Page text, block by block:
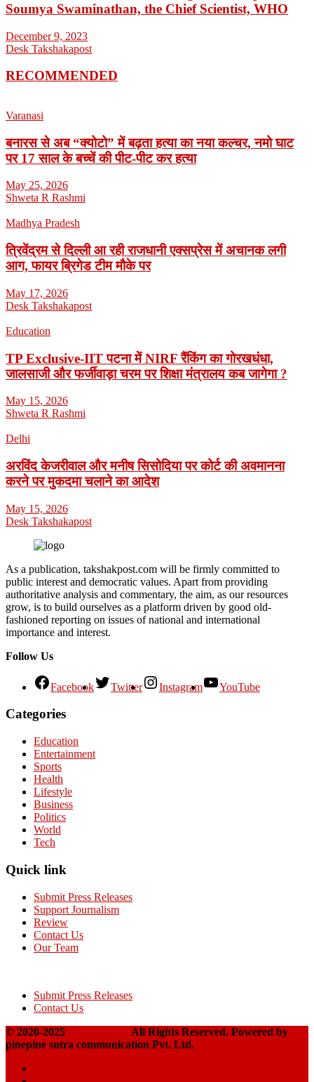
Soumya Swaminathan, the Chief Scientist, WHO
December 9, 2023
Desk Takshakapost
RECOMMENDED
Varanasi
बनारस से अब “क्योटो” में बढ़ता हत्या का नया कल्चर, नमो घाट
पर 17 साल के बच्चें की पीट-पीट कर हत्या
May 25, 2026
Shweta R Rashmi
Madhya Pradesh
त्रिवेंद्रम से दिल्ली आ रही राजधानी एक्सप्रेस में अचानक लगी
आग, फायर ब्रिगेड टीम मौके पर
May 17, 2026
Desk Takshakapost
Education
TP Exclusive-IIT पटना में NIRF रैंकिंग का गोरखधंधा,
जालसाजी और फर्जीवाड़ा चरम पर शिक्षा मंत्रालय कब जागेगा ?
May 15, 2026
Shweta R Rashmi
Delhi
अरविंद केजरीवाल और मनीष सिसोदिया पर कोर्ट की अवमानना
करने पर मुकदमा चलाने का आदेश
May 15, 2026
Desk Takshakapost
As a publication, takshakpost.com will be firmly committed to
public interest and democratic values. Apart from providing
authoritative analysis and commentary, the aim, as our resources
grow, is to build ourselves as a platform driven by good old-
fashioned reporting on issues of national and international
importance and interest.
Follow Us
Facebook Twitter Instagram YouTube
Categories
Education
Entertainment
Sports
Health
Lifestyle
Business
Politics
World
Tech
Quick link
Submit Press Releases
Support Journalism
Review
Contact Us
Our Team
Submit Press Releases
Contact Us
© 2020-2025
All Rights Reserved. Powered by
pinepine sutra communication Pvt. Ltd.